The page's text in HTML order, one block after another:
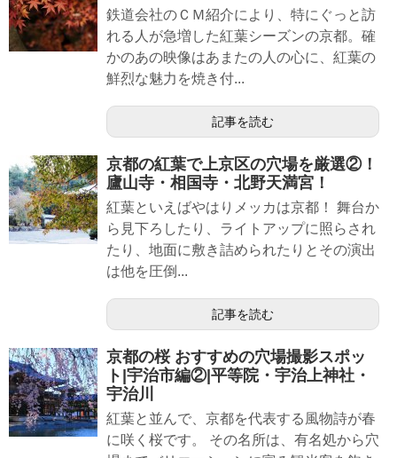
鉄道会社のＣＭ紹介により、特にぐっと訪
れる人が急増した紅葉シーズンの京都。確
かのあの映像はあまたの人の心に、紅葉の
鮮烈な魅力を焼き付...
記事を読む
京都の紅葉で上京区の穴場を厳選②！
廬山寺・相国寺・北野天満宮！
紅葉といえばやはりメッカは京都！ 舞台か
ら見下ろしたり、ライトアップに照らされ
たり、地面に敷き詰められたりとその演出
は他を圧倒...
記事を読む
京都の桜 おすすめの穴場撮影スポッ
ト|宇治市編②|平等院・宇治上神社・
宇治川
紅葉と並んで、京都を代表する風物詩が春
に咲く桜です。 その名所は、有名処から穴